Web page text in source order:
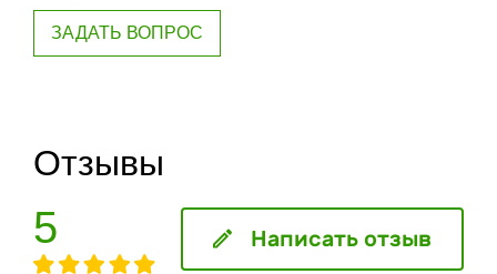
ЗАДАТЬ ВОПРОС
Отзывы
5 Написать отзыв